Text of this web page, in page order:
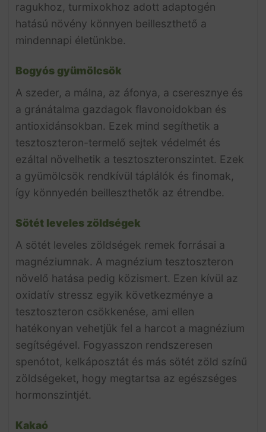
ragukhoz, turmixokhoz adott adaptogén
hatású növény könnyen beilleszthető a
mindennapi életünkbe.
Bogyós gyümölcsök
A szeder, a málna, az áfonya, a cseresznye és
a gránátalma gazdagok flavonoidokban és
antioxidánsokban. Ezek mind segíthetik a
tesztoszteron-termelő sejtek védelmét és
ezáltal növelhetik a tesztoszteronszintet. Ezek
a gyümölcsök rendkívül táplálók és finomak,
így könnyedén beilleszthetők az étrendbe.
Sötét leveles zöldségek
A sötét leveles zöldségek remek forrásai a
magnéziumnak. A magnézium tesztoszteron
növelő hatása pedig közismert. Ezen kívül az
oxidatív stressz egyik következménye a
tesztoszteron csökkenése, ami ellen
hatékonyan vehetjük fel a harcot a magnézium
segítségével. Fogyasszon rendszeresen
spenótot, kelkáposztát és más sötét zöld színű
zöldségeket, hogy megtartsa az egészséges
hormonszintjét.
Kakaó